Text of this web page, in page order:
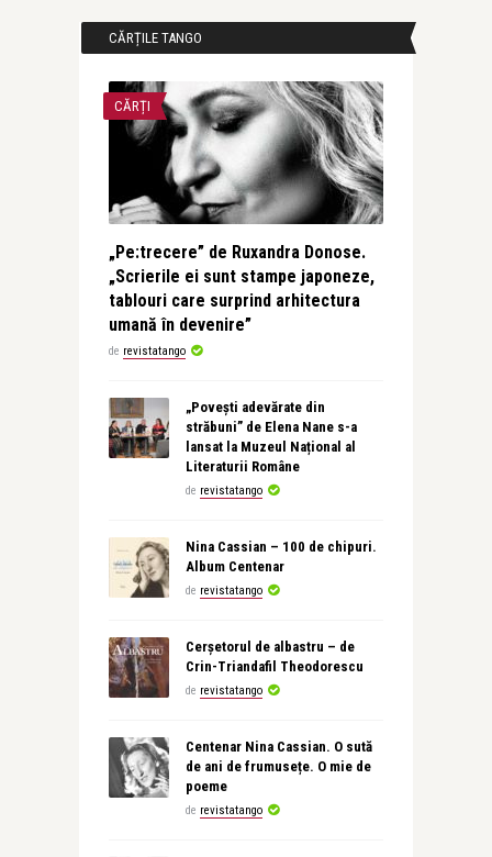
CĂRȚILE TANGO
CĂRȚI
„Pe:trecere” de Ruxandra Donose.
„Scrierile ei sunt stampe japoneze,
tablouri care surprind arhitectura
umană în devenire”
de revistatango
„Povești adevărate din
străbuni” de Elena Nane s-a
lansat la Muzeul Național al
Literaturii Române
de revistatango
Nina Cassian – 100 de chipuri.
Album Centenar
de revistatango
Cerșetorul de albastru – de
Crin-Triandafil Theodorescu
de revistatango
Centenar Nina Cassian. O sută
de ani de frumusețe. O mie de
poeme
de revistatango